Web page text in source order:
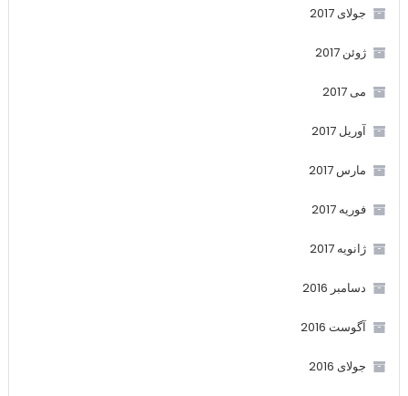
جولای 2017
ژوئن 2017
می 2017
آوریل 2017
مارس 2017
فوریه 2017
ژانویه 2017
دسامبر 2016
آگوست 2016
جولای 2016